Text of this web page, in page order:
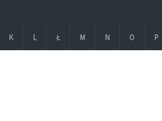
K L Ł M N O P